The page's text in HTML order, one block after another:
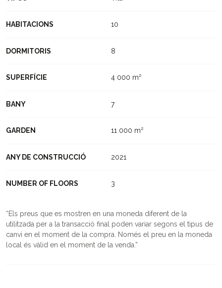
HABITACIONS 10
DORMITORIS 8
SUPERFÍCIE 4 000 m²
BANY 7
GARDEN 11 000 m²
ANY DE CONSTRUCCIÓ 2021
NUMBER OF FLOORS 3
Els preus que es mostren en una moneda diferent de la
utilitzada per a la transacció final poden variar segons el tipus de
canvi en el moment de la compra. Només el preu en la moneda
local és vàlid en el moment de la venda.